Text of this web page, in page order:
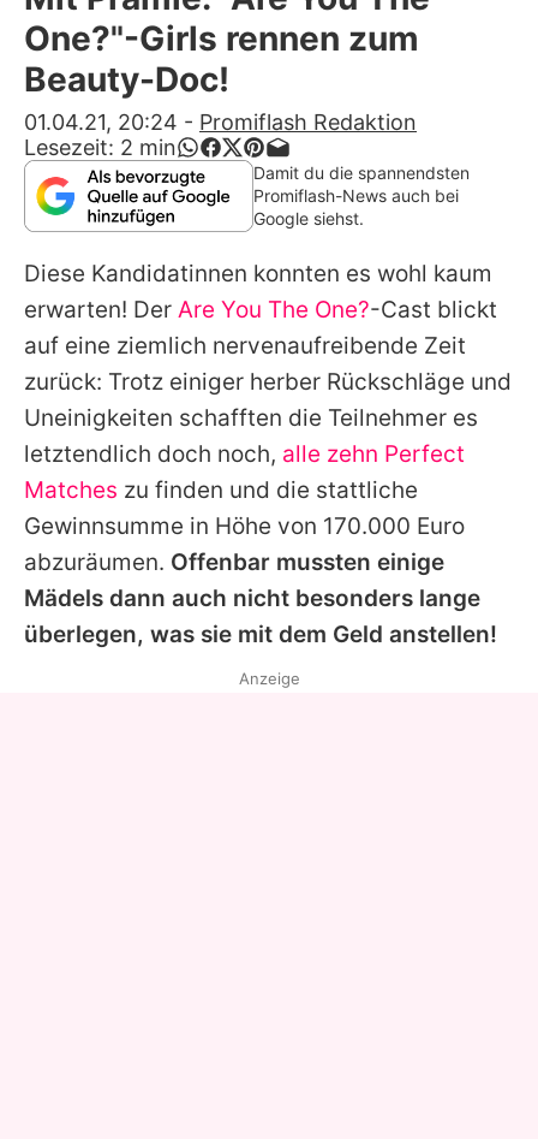
Alle Themen auf Promiflash
App runterladen
Team
Redaktionelle Richtlinien
Impressum
Datenschutzerklärung
Nutzungsbedingungen
Utiq verwalten
One?"-Girls rennen zum
Beauty-Doc!
01.04.21, 20:24 - Promiflash Redaktion
Lesezeit: 2 min
Damit du die spannendsten
Promiflash-News auch bei
Google siehst.
Diese Kandidatinnen konnten es wohl kaum
erwarten! Der Are You The One?-Cast blickt
auf eine ziemlich nervenaufreibende Zeit
zurück: Trotz einiger herber Rückschläge und
Uneinigkeiten schafften die Teilnehmer es
letztendlich doch noch, alle zehn Perfect
Matches zu finden und die stattliche
Gewinnsumme in Höhe von 170.000 Euro
abzuräumen. Offenbar mussten einige
Mädels dann auch nicht besonders lange
überlegen, was sie mit dem Geld anstellen!
Anzeige